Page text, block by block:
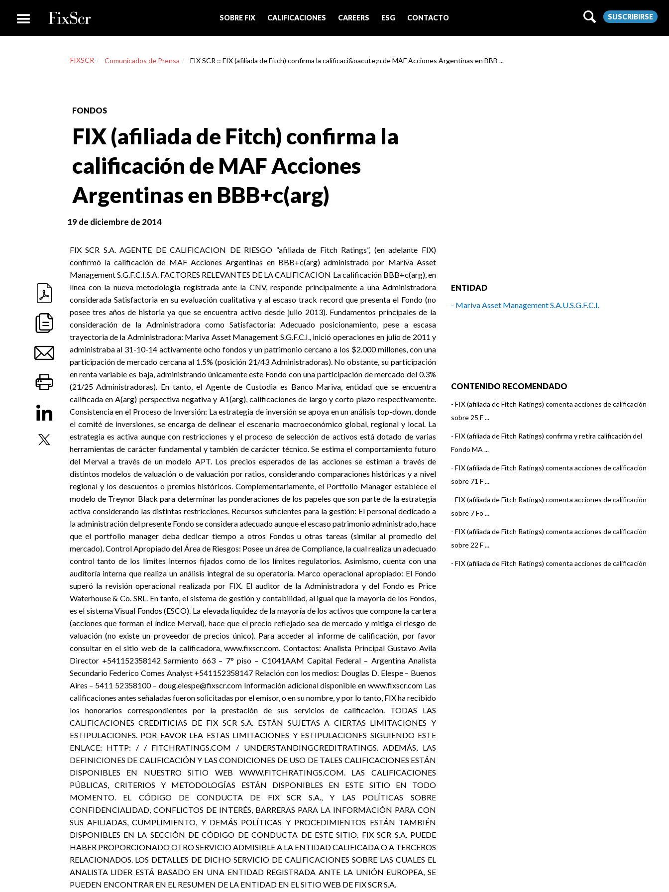
SOBRE FIX CALIFICACIONES CAREERS ESG CONTACTO SUSCRIBIRSE
FIXSCR Comunicados de Prensa FIX SCR :: FIX (afiliada de Fitch) confirma la calificaci&oacute;n de MAF Acciones Argentinas en BBB ...
FONDOS
FIX (afiliada de Fitch) confirma la
calificación de MAF Acciones
Argentinas en BBB+c(arg)
19 de diciembre de 2014
FIX SCR S.A. AGENTE DE CALIFICACION DE RIESGO “afiliada de Fitch Ratings”, (en adelante FIX)
confirmó la calificación de MAF Acciones Argentinas en BBB+c(arg) administrado por Mariva Asset
Management S.G.F.C.I.S.A. FACTORES RELEVANTES DE LA CALIFICACION La calificación BBB+c(arg), en
línea con la nueva metodología registrada ante la CNV, responde principalmente a una Administradora
considerada Satisfactoria en su evaluación cualitativa y al escaso track record que presenta el Fondo (no
posee tres años de historia ya que se encuentra activo desde julio 2013). Fundamentos principales de la
consideración de la Administradora como Satisfactoria: Adecuado posicionamiento, pese a escasa
trayectoria de la Administradora: Mariva Asset Management S.G.F.C.I., inició operaciones en julio de 2011 y
administraba al 31-10-14 activamente ocho fondos y un patrimonio cercano a los $2.000 millones, con una
participación de mercado cercana al 1.5% (posición 21/43 Administradoras). No obstante, su participación
en renta variable es baja, administrando únicamente este Fondo con una participación de mercado del 0.3%
(21/25 Administradoras). En tanto, el Agente de Custodia es Banco Mariva, entidad que se encuentra
calificada en A(arg) perspectiva negativa y A1(arg), calificaciones de largo y corto plazo respectivamente.
Consistencia en el Proceso de Inversión: La estrategia de inversión se apoya en un análisis top-down, donde
el comité de inversiones, se encarga de delinear el escenario macroeconómico global, regional y local. La
estrategia es activa aunque con restricciones y el proceso de selección de activos está dotado de varias
herramientas de carácter fundamental y también de carácter técnico. Se estima el comportamiento futuro
del Merval a través de un modelo APT. Los precios esperados de las acciones se estiman a través de
distintos modelos de valuación o de valuación por ratios, considerando comparaciones históricas y a nivel
regional y los descuentos o premios históricos. Complementariamente, el Portfolio Manager establece el
modelo de Treynor Black para determinar las ponderaciones de los papeles que son parte de la estrategia
activa considerando las distintas restricciones. Recursos suficientes para la gestión: El personal dedicado a
la administración del presente Fondo se considera adecuado aunque el escaso patrimonio administrado, hace
que el portfolio manager deba dedicar tiempo a otros Fondos u otras tareas (similar al promedio del
mercado). Control Apropiado del Área de Riesgos: Posee un área de Compliance, la cual realiza un adecuado
control tanto de los límites internos fijados como de los límites regulatorios. Asimismo, cuenta con una
auditoría interna que realiza un análisis integral de su operatoria. Marco operacional apropiado: El Fondo
superó la revisión operacional realizada por FIX. El auditor de la Administradora y del Fondo es Price
Waterhouse & Co. SRL. En tanto, el sistema de gestión y contabilidad, al igual que la mayoría de los Fondos,
es el sistema Visual Fondos (ESCO). La elevada liquidez de la mayoría de los activos que compone la cartera
(acciones que forman el índice Merval), hace que el precio reflejado sea de mercado y mitiga el riesgo de
valuación (no existe un proveedor de precios único). Para acceder al informe de calificación, por favor
consultar en el sitio web de la calificadora, www.fixscr.com. Contactos: Analista Principal Gustavo Avila
Director +541152358142 Sarmiento 663 – 7° piso – C1041AAM Capital Federal – Argentina Analista
Secundario Federico Comes Analyst +541152358147 Relación con los medios: Douglas D. Elespe – Buenos
Aires – 5411 52358100 – doug.elespe@fixscr.com Información adicional disponible en www.fixscr.com Las
calificaciones antes señaladas fueron solicitadas por el emisor, o en su nombre, y por lo tanto, FIX ha recibido
los honorarios correspondientes por la prestación de sus servicios de calificación. TODAS LAS
CALIFICACIONES CREDITICIAS DE FIX SCR S.A. ESTÁN SUJETAS A CIERTAS LIMITACIONES Y
ESTIPULACIONES. POR FAVOR LEA ESTAS LIMITACIONES Y ESTIPULACIONES SIGUIENDO ESTE
ENLACE: HTTP: / / FITCHRATINGS.COM / UNDERSTANDINGCREDITRATINGS. ADEMÁS, LAS
DEFINICIONES DE CALIFICACIÓN Y LAS CONDICIONES DE USO DE TALES CALIFICACIONES ESTÁN
DISPONIBLES EN NUESTRO SITIO WEB WWW.FITCHRATINGS.COM. LAS CALIFICACIONES
PÚBLICAS, CRITERIOS Y METODOLOGÍAS ESTÁN DISPONIBLES EN ESTE SITIO EN TODO
MOMENTO. EL CÓDIGO DE CONDUCTA DE FIX SCR S.A., Y LAS POLÍTICAS SOBRE
CONFIDENCIALIDAD, CONFLICTOS DE INTERÉS, BARRERAS PARA LA INFORMACIÓN PARA CON
SUS AFILIADAS, CUMPLIMIENTO, Y DEMÁS POLÍTICAS Y PROCEDIMIENTOS ESTÁN TAMBIÉN
DISPONIBLES EN LA SECCIÓN DE CÓDIGO DE CONDUCTA DE ESTE SITIO. FIX SCR S.A. PUEDE
HABER PROPORCIONADO OTRO SERVICIO ADMISIBLE A LA ENTIDAD CALIFICADA O A TERCEROS
RELACIONADOS. LOS DETALLES DE DICHO SERVICIO DE CALIFICACIONES SOBRE LAS CUALES EL
ANALISTA LIDER ESTÁ BASADO EN UNA ENTIDAD REGISTRADA ANTE LA UNIÓN EUROPEA, SE
PUEDEN ENCONTRAR EN EL RESUMEN DE LA ENTIDAD EN EL SITIO WEB DE FIX SCR S.A.
ENTIDAD
- Mariva Asset Management S.A.U.S.G.F.C.I.
CONTENIDO RECOMENDADO
- FIX (afiliada de Fitch Ratings) comenta acciones de calificación
sobre 25 F ...
- FIX (afiliada de Fitch Ratings) confirma y retira calificación del
Fondo MA ...
- FIX (afiliada de Fitch Ratings) comenta acciones de calificación
sobre 71 F ...
- FIX (afiliada de Fitch Ratings) comenta acciones de calificación
sobre 7 Fo ...
- FIX (afiliada de Fitch Ratings) comenta acciones de calificación
sobre 22 F ...
- FIX (afiliada de Fitch Ratings) comenta acciones de calificación